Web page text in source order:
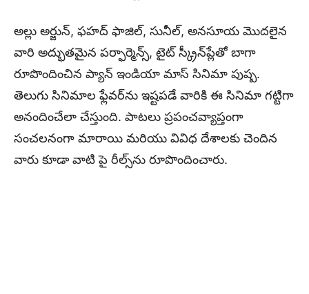
అల్లు అర్జున్, ఫహద్ ఫాజిల్, సునీల్, అనసూయ మొదలైన
వారి అద్భుతమైన పర్ఫార్మెన్స్, టైట్ స్క్రీన్‌ప్లేతో బాగా
రూపొందించిన ప్యాన్ ఇండియా మాస్ సినిమా పుష్ప.
తెలుగు సినిమాల ఫ్లేవర్‌ను ఇష్టపడే వారికి ఈ సినిమా గట్టిగా
అనందించేలా చేస్తుంది. పాటలు ప్రపంచవ్యాప్తంగా
సంచలనంగా మారాయి మరియు వివిధ దేశాలకు చెందిన
వారు కూడా వాటి పై రీల్స్‌ను రూపొందించారు.